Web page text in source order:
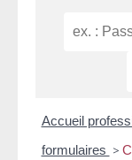
Accueil
formulaires >